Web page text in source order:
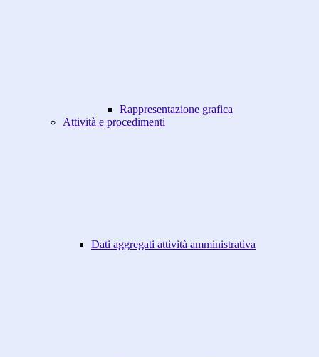
Rappresentazione grafica
Attività e procedimenti
Dati aggregati attività amministrativa